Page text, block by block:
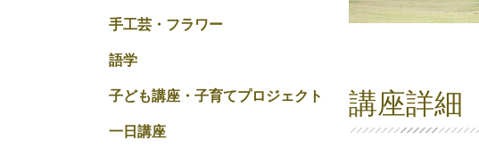
手工芸・フラワー
語学
子ども講座・子育てプロジェクト
一日講座
講座詳細